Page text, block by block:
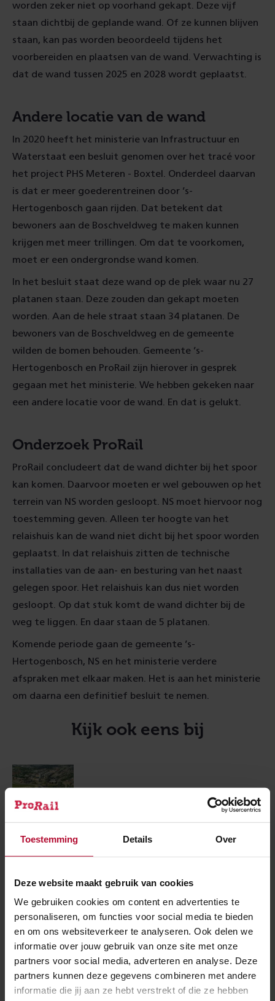
Toestemming Details Over
Deze website maakt gebruik van cookies
We gebruiken cookies om content en advertenties te
personaliseren, om functies voor social media te bieden
en om ons websiteverkeer te analyseren. Ook delen we
informatie over jouw gebruik van onze site met onze
partners voor social media, adverteren en analyse. Deze
partners kunnen deze gegevens combineren met andere
informatie die jij aan ze hebt verstrekt of die ze hebben
worden zeker niet op voorhand gekapt. Deze vijf
staan dichtbij de geplande wand. Of ze kunnen blijven
staan, kan pas worden beoordeeld tijdens het
voorbereiden en plaatsen van de wand. Verwachting is
dat de wand tussen 2025 en 2028 wordt geplaatst.
Andere locatie van de wand
In 2020 heeft het ministerie van Infrastructuur en
Waterstaat een besluit genomen over het tracé voor
het project PHS Meteren - Boxtel. Onderdeel daarvan
is dat er meer goederentreinen door ’s-
Hertogenbosch gaan rijden. Dat betekent dat
bewoners aan de Boschveldweg te maken kunnen
krijgen met meer trillingen. Om dat te voorkomen,
moet er een ondergrondse wand komen.
In het besluit staat deze wand op de plek waar nu 27
platanen staan. Deze zouden dan gekapt moeten
worden. Aan de hele straat staan 34 platanen. De
bewoners van de Boschveldweg en de gemeente
wilden de bomen behouden. Gemeente ’s-
Hertogenbosch en ProRail zijn hierover in gesprek
gegaan met het ministerie. We hebben gekeken naar
een andere locatie voor de wand. En dat is gelukt.
Onderzoek ProRail
ProRail concludeert dat de wand dichter bij het spoor
kan komen. Daarvoor moeten er wel gebouwen op het
terrein van NS worden gesloopt. NS moet hiervoor nog
toestemming geven. Alleen ter hoogte van het
relaishuis kan de wand niet dicht bij het spoor worden
geplaatst. In dat relaishuis zitten de technische
installaties van de aan- en besturing van het naast
gelegen spoor. Het relaishuis kan dus niet worden
gesloopt. Op dat stuk komt de wand dichter bij de
weg te liggen. En daar staan de 5 platanen.
Komende periode gaan de gemeente ’s-
Hertogenbosch, NS en het ministerie verdere
afspraken met elkaar maken. Het is aan het ministerie
om daarna een definitief besluit te nemen.
Kijk ook eens bij
Meer over:
’s-Hertogenbosch Natuurbeheer